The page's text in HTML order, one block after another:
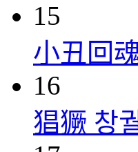
15
小丑回
16
猖獗 창